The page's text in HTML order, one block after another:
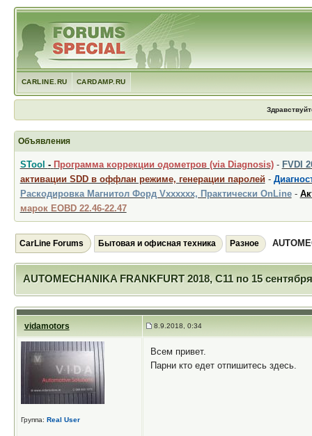
CARLINE.RU CARDAMP.RU
Объявления
STool - Программа коррекции одометров (via Diagnosis)- FVDI
активации SDD в оффлан режиме, генерации паролей -
Раскодировка Магнитол Форд Vxxxxxx, Практически OnLine-
марок EOBD 22.46-22.47
CarLine Forums Бытовая и офисная техника Разное
AUTOMECHANIKA FRANKFURT 2018, С11 по 15
vidamotors 8.9.2018, 0:34
Группа: Real User
Всем привет.
Парни кто едет отпишитесь здесь.